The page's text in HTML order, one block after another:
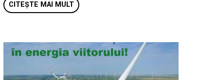
CITEȘTE MAI MULT